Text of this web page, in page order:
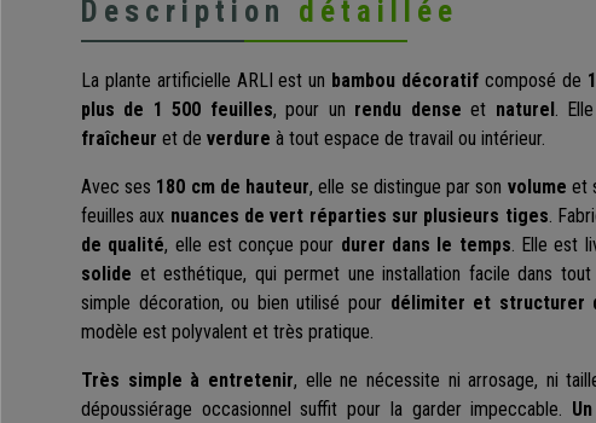
Description détaillée
La plante artificielle ARLI est un bambou décoratif composé de
plus de 1 500 feuilles, pour un rendu dense et naturel.
fraîcheur et de verdure à tout espace de travail ou intérieur.
Avec ses 180 cm de hauteur, elle se distingue par son volume et
feuilles aux nuances de vert réparties sur plusieurs tiges.
de qualité, elle est conçue pour durer dans le temps. Elle est
solide et esthétique, qui permet une installation facile dans tout
simple décoration, ou bien utilisé pour délimiter et structurer
modèle est polyvalent et très pratique.
Très simple à entretenir, elle ne nécessite ni arrosage, ni
dépoussiérage occasionnel suffit pour la garder impeccable.